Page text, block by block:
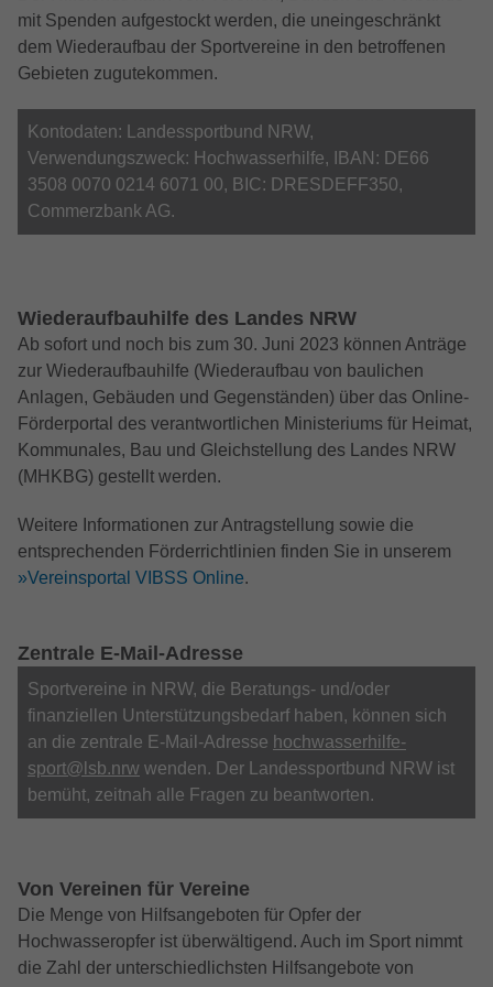
mit Spenden aufgestockt werden, die uneingeschränkt
dem Wiederaufbau der Sportvereine in den betroffenen
Gebieten zugutekommen.
Kontodaten: Landessportbund NRW,
Verwendungszweck: Hochwasserhilfe, IBAN: DE66
3508 0070 0214 6071 00, BIC: DRESDEFF350,
Commerzbank AG.
Wiederaufbauhilfe des Landes NRW
Ab sofort und noch bis zum 30. Juni 2023 können Anträge
zur Wiederaufbauhilfe (Wiederaufbau von baulichen
Anlagen, Gebäuden und Gegenständen) über das Online-
Förderportal des verantwortlichen Ministeriums für Heimat,
Kommunales, Bau und Gleichstellung des Landes NRW
(MHKBG) gestellt werden.
Weitere Informationen zur Antragstellung sowie die
entsprechenden Förderrichtlinien finden Sie in unserem
»Vereinsportal VIBSS Online.
Zentrale E-Mail-Adresse
Sportvereine in NRW, die Beratungs- und/oder
finanziellen Unterstützungsbedarf haben, können sich
an die zentrale E-Mail-Adresse hochwasserhilfe-
sport@lsb.nrw wenden. Der Landessportbund NRW ist
bemüht, zeitnah alle Fragen zu beantworten.
Von Vereinen für Vereine
Die Menge von Hilfsangeboten für Opfer der
Hochwasseropfer ist überwältigend. Auch im Sport nimmt
die Zahl der unterschiedlichsten Hilfsangebote von
Zweck
Besucher eine Website nutzen, und hilft
bei der Erstellung eines Analyseberichts
darüber, wie es der Website geht. Die
erhobenen Daten umfassen die Anzahl
stammen, und die Seiten in
anonymisierter Form.
Name _gcl_au
Laufzeit 2 Monate
Zweck
Wird von Google Analytics benutzt, um
Benutzerverhalten zu analysieren.
Name test_cookie
Laufzeit 15 Minutes
Nutzers Cookies unterstützt.
Name _ga_ZM1DE7Z07K
Anbieter Google LLC
erhalten.
Name ReadSpeakerSettings
Anbieter ReadSpeaker
Zweck
Speichert die Einstellungen vom
ReadSpeaker
Name IDE
Google Ads
Laufzeit 1 Jahr
Zweck
Wird von Google Ads verwendet, um
Nutzeraktionen nach Anzeigenklicks zu
verfolgen (Conversion-Tracking) und
Anbieter Google
Laufzeit 6 Monate
Wird von Google verwendet, um
personalisierte Anzeigen basierend auf
vorherigem Verhalten und Präferenzen
Google-Diensten wie Maps, YouTube,
ReCaptcha aktiv.
Anbieter Facebook
Laufzeit 2 Monate
Zweck
Cookie von Facebook, das für Website-
Analysen, Ad-Targeting und
Anzeigenmessung verwendet wird.
Cookie-Informationen anzeigen
Externe Inhalte
Ihnen zusätzliche Informationen anzubieten.
Name NID
YouTube (Google Ireland Limited, Gordon
House, Barrow Street, Dublin 4, Ireland)
Zweck
Wird verwendet, um YouTube-Inhalte
bereitzustellen bzw. zu sperren.
Cookie-Informationen anzeigen